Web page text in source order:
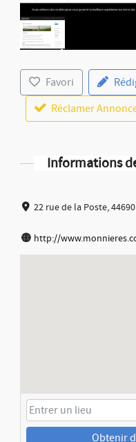
Favori
Réclamer
Informations
22 rue de la Poste, 44690
http://
Obtenir